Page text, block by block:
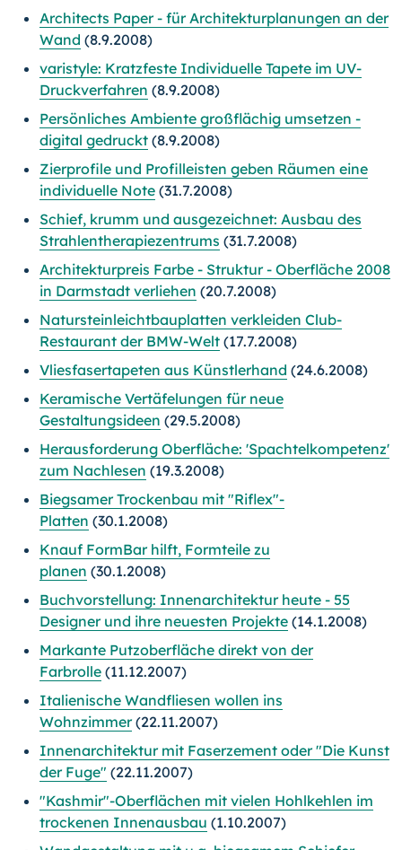
Architects Paper - für Architekturplanungen an der
Wand (8.9.2008)
varistyle: Kratzfeste Individuelle Tapete im UV-
Druckverfahren (8.9.2008)
Persönliches Ambiente großflächig umsetzen -
digital gedruckt (8.9.2008)
Zierprofile und Profilleisten geben Räumen eine
individuelle Note (31.7.2008)
Schief, krumm und ausgezeichnet: Ausbau des
Strahlentherapiezentrums (31.7.2008)
Architekturpreis Farbe - Struktur - Oberfläche 2008
in Darmstadt verliehen (20.7.2008)
Natursteinleichtbauplatten verkleiden Club-
Restaurant der BMW-Welt (17.7.2008)
Vliesfasertapeten aus Künstlerhand (24.6.2008)
Keramische Vertäfelungen für neue
Gestaltungsideen (29.5.2008)
Herausforderung Oberfläche: 'Spachtelkompetenz'
zum Nachlesen (19.3.2008)
Biegsamer Trockenbau mit "Riflex"-
Platten (30.1.2008)
Knauf FormBar hilft, Formteile zu
planen (30.1.2008)
Buchvorstellung: Innenarchitektur heute - 55
Designer und ihre neuesten Projekte (14.1.2008)
Markante Putzoberfläche direkt von der
Farbrolle (11.12.2007)
Italienische Wandfliesen wollen ins
Wohnzimmer(22.11.2007)
Innenarchitektur mit Faserzement oder "Die Kunst
der Fuge" (22.11.2007)
"Kashmir"-Oberflächen mit vielen Hohlkehlen im
trockenen Innenausbau (1.10.2007)